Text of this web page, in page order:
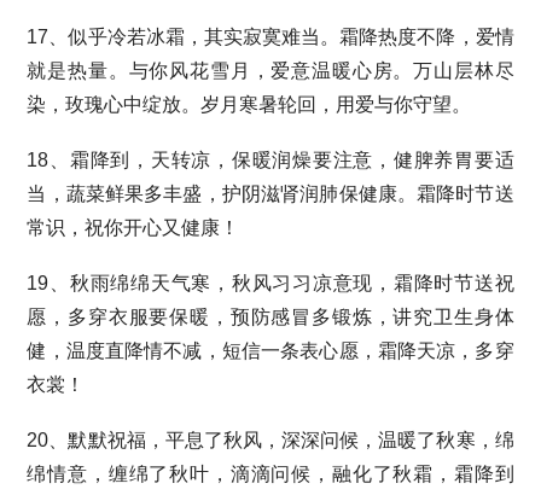
17、似乎冷若冰霜，其实寂寞难当。霜降热度不降，爱情
就是热量。与你风花雪月，爱意温暖心房。万山层林尽
染，玫瑰心中绽放。岁月寒暑轮回，用爱与你守望。
18、霜降到，天转凉，保暖润燥要注意，健脾养胃要适
当，蔬菜鲜果多丰盛，护阴滋肾润肺保健康。霜降时节送
常识，祝你开心又健康！
19、秋雨绵绵天气寒，秋风习习凉意现，霜降时节送祝
愿，多穿衣服要保暖，预防感冒多锻炼，讲究卫生身体
健，温度直降情不减，短信一条表心愿，霜降天凉，多穿
衣裳！
20、默默祝福，平息了秋风，深深问候，温暖了秋寒，绵
绵情意，缠绵了秋叶，滴滴问候，融化了秋霜，霜降到